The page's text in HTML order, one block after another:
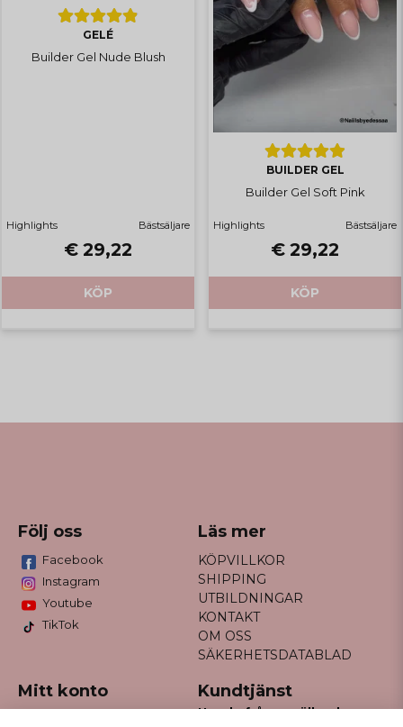
GELÉ
Builder Gel Nude Blush
Highlights Bästsäljare
€ 29,22
KÖP
BUILDER GEL
Builder Gel Soft Pink
Highlights Bästsäljare
€ 29,22
KÖP
Följ oss
Facebook
Instagram
Youtube
TikTok
Läs mer
KÖPVILLKOR
SHIPPING
UTBILDNINGAR
KONTAKT
OM OSS
SÄKERHETSDATABLAD
Mitt konto Kundtjänst
Har du frågor gällande